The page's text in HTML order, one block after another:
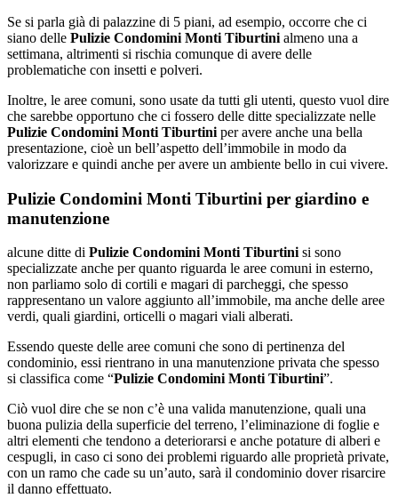
Se si parla già di palazzine di 5 piani, ad esempio, occorre che ci
siano delle Pulizie Condomini Monti Tiburtini almeno una a
settimana, altrimenti si rischia comunque di avere delle
problematiche con insetti e polveri.
Inoltre, le aree comuni, sono usate da tutti gli utenti, questo vuol dire
che sarebbe opportuno che ci fossero delle ditte specializzate nelle
Pulizie Condomini Monti Tiburtini per avere anche una bella
presentazione, cioè un bell’aspetto dell’immobile in modo da
valorizzare e quindi anche per avere un ambiente bello in cui vivere.
Pulizie Condomini Monti Tiburtini per giardino e
manutenzione
alcune ditte di Pulizie Condomini Monti Tiburtini si sono
specializzate anche per quanto riguarda le aree comuni in esterno,
non parliamo solo di cortili e magari di parcheggi, che spesso
rappresentano un valore aggiunto all’immobile, ma anche delle aree
verdi, quali giardini, orticelli o magari viali alberati.
Essendo queste delle aree comuni che sono di pertinenza del
condominio, essi rientrano in una manutenzione privata che spesso
si classifica come “Pulizie Condomini Monti Tiburtini”.
Ciò vuol dire che se non c’è una valida manutenzione, quali una
buona pulizia della superficie del terreno, l’eliminazione di foglie e
altri elementi che tendono a deteriorarsi e anche potature di alberi e
cespugli, in caso ci sono dei problemi riguardo alle proprietà private,
con un ramo che cade su un’auto, sarà il condominio dover risarcire
il danno effettuato.